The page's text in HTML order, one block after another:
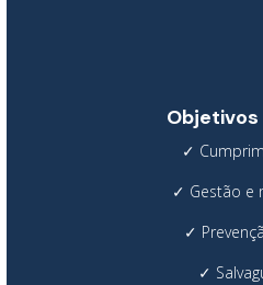
✓
✓ Gestão e
✓
✓